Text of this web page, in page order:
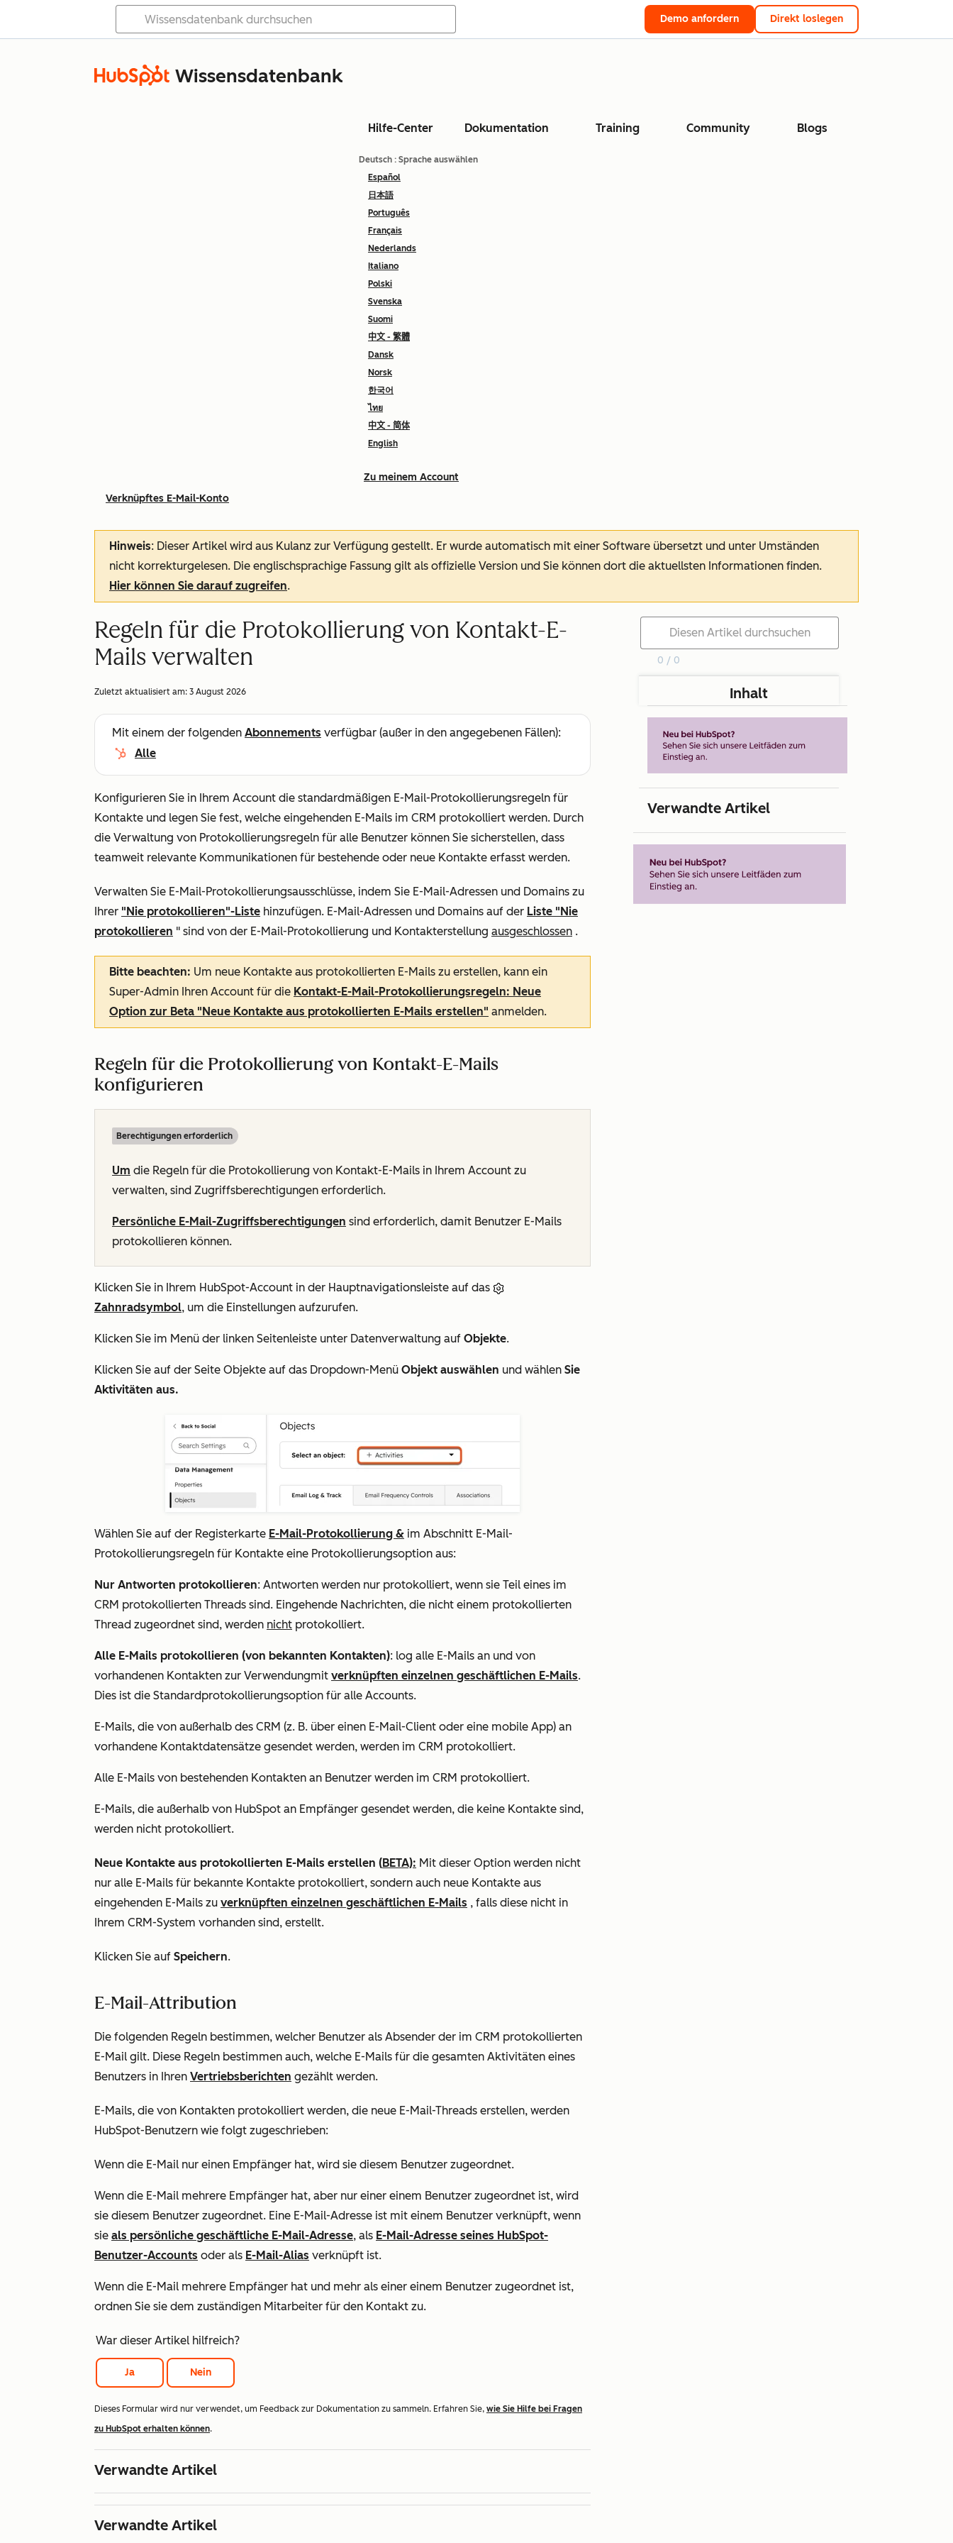
Demo anfordern Direkt loslegen
Wissensdatenbank
Hilfe-Center Dokumentation Training Community Blogs
Deutsch : Sprache auswählen
Español
日本語
Português
Français
Nederlands
Italiano
Polski
Svenska
Suomi
中文 - 繁體
Dansk
Norsk
한국어
ไทย
中文 - 简体
English
Zu meinem Account
Verknüpftes E-Mail-Konto
Hinweis: Dieser Artikel wird aus Kulanz zur Verfügung gestellt. Er wurde automatisch mit einer Software übersetzt und unter Umständen
nicht korrekturgelesen. Die englischsprachige Fassung gilt als offizielle Version und Sie können dort die aktuellsten Informationen finden.
Hier können Sie darauf zugreifen.
Regeln für die Protokollierung von Kontakt-E-
Mails verwalten
Zuletzt aktualisiert am: 3 August 2026
Mit einem der folgenden Abonnements verfügbar (außer in den angegebenen Fällen):
Alle
Konfigurieren Sie in Ihrem Account die standardmäßigen E-Mail-Protokollierungsregeln für
Kontakte und legen Sie fest, welche eingehenden E-Mails im CRM protokolliert werden. Durch
die Verwaltung von Protokollierungsregeln für alle Benutzer können Sie sicherstellen, dass
teamweit relevante Kommunikationen für bestehende oder neue Kontakte erfasst werden.
Verwalten Sie E-Mail-Protokollierungsausschlüsse, indem Sie E-Mail-Adressen und Domains zu
Ihrer "Nie protokollieren"-Liste hinzufügen. E-Mail-Adressen und Domains auf der Liste "Nie
protokollieren " sind von der E-Mail-Protokollierung und Kontakterstellung ausgeschlossen .
Bitte beachten: Um neue Kontakte aus protokollierten E-Mails zu erstellen, kann ein
Super-Admin Ihren Account für die Kontakt-E-Mail-Protokollierungsregeln: Neue
Option zur Beta "Neue Kontakte aus protokollierten E-Mails erstellen" anmelden.
Regeln für die Protokollierung von Kontakt-E-Mails
konfigurieren
Berechtigungen erforderlich
Um die Regeln für die Protokollierung von Kontakt-E-Mails in Ihrem Account zu
verwalten, sind Zugriffsberechtigungen erforderlich.
Persönliche E-Mail-Zugriffsberechtigungen sind erforderlich, damit Benutzer E-Mails
protokollieren können.
Klicken Sie in Ihrem HubSpot-Account in der Hauptnavigationsleiste auf das
Zahnradsymbol, um die Einstellungen aufzurufen.
Klicken Sie im Menü der linken Seitenleiste unter Datenverwaltung auf Objekte.
Klicken Sie auf der Seite Objekte auf das Dropdown-Menü Objekt auswählen und wählen Sie
Aktivitäten aus.
Wählen Sie auf der Registerkarte E-Mail-Protokollierung & im Abschnitt E-Mail-
Protokollierungsregeln für Kontakte eine Protokollierungsoption aus:
Nur Antworten protokollieren: Antworten werden nur protokolliert, wenn sie Teil eines im
CRM protokollierten Threads sind. Eingehende Nachrichten, die nicht einem protokollierten
Thread zugeordnet sind, werden nicht protokolliert.
Alle E-Mails protokollieren (von bekannten Kontakten): log alle E-Mails an und von
vorhandenen Kontakten zur Verwendungmit verknüpften einzelnen geschäftlichen E-Mails.
Dies ist die Standardprotokollierungsoption für alle Accounts.
E-Mails, die von außerhalb des CRM (z. B. über einen E-Mail-Client oder eine mobile App) an
vorhandene Kontaktdatensätze gesendet werden, werden im CRM protokolliert.
Alle E-Mails von bestehenden Kontakten an Benutzer werden im CRM protokolliert.
E-Mails, die außerhalb von HubSpot an Empfänger gesendet werden, die keine Kontakte sind,
werden nicht protokolliert.
Neue Kontakte aus protokollierten E-Mails erstellen (BETA): Mit dieser Option werden nicht
nur alle E-Mails für bekannte Kontakte protokolliert, sondern auch neue Kontakte aus
eingehenden E-Mails zu verknüpften einzelnen geschäftlichen E-Mails , falls diese nicht in
Ihrem CRM-System vorhanden sind, erstellt.
Klicken Sie auf Speichern.
E-Mail-Attribution
Die folgenden Regeln bestimmen, welcher Benutzer als Absender der im CRM protokollierten
E-Mail gilt. Diese Regeln bestimmen auch, welche E-Mails für die gesamten Aktivitäten eines
Benutzers in Ihren Vertriebsberichten gezählt werden.
E-Mails, die von Kontakten protokolliert werden, die neue E-Mail-Threads erstellen, werden
HubSpot-Benutzern wie folgt zugeschrieben:
Wenn die E-Mail nur einen Empfänger hat, wird sie diesem Benutzer zugeordnet.
Wenn die E-Mail mehrere Empfänger hat, aber nur einer einem Benutzer zugeordnet ist, wird
sie diesem Benutzer zugeordnet. Eine E-Mail-Adresse ist mit einem Benutzer verknüpft, wenn
sie als persönliche geschäftliche E-Mail-Adresse, als E-Mail-Adresse seines HubSpot-
Benutzer-Accounts oder als E-Mail-Alias verknüpft ist.
Wenn die E-Mail mehrere Empfänger hat und mehr als einer einem Benutzer zugeordnet ist,
ordnen Sie sie dem zuständigen Mitarbeiter für den Kontakt zu.
War dieser Artikel hilfreich?
Ja Nein
Dieses Formular wird nur verwendet, um Feedback zur Dokumentation zu sammeln. Erfahren Sie, wie Sie Hilfe bei Fragen
zu HubSpot erhalten können.
Verwandte Artikel
Verwandte Artikel
0 / 0
Inhalt
Verwandte Artikel